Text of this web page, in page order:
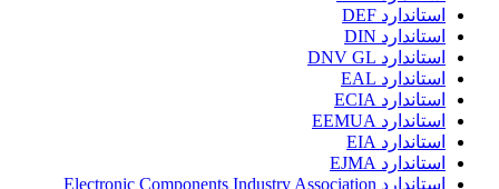
استاندارد DEF
استاندارد DIN
استاندارد DNV GL
استاندارد EAL
استاندارد ECIA
استاندارد EEMUA
استاندارد EIA
استاندارد EJMA
استاندارد Electronic Components Industry Association